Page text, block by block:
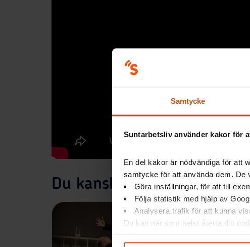
Samtycke
Suntarbetsliv använder kakor för
En del kakor är nödvändiga för att
samtycke för att använda dem. De
Göra inställningar, för att till
Följa statistik med hjälp av
Analysera trafik för att kunna
Du kan när som helst återta ditt
Du kanske också är